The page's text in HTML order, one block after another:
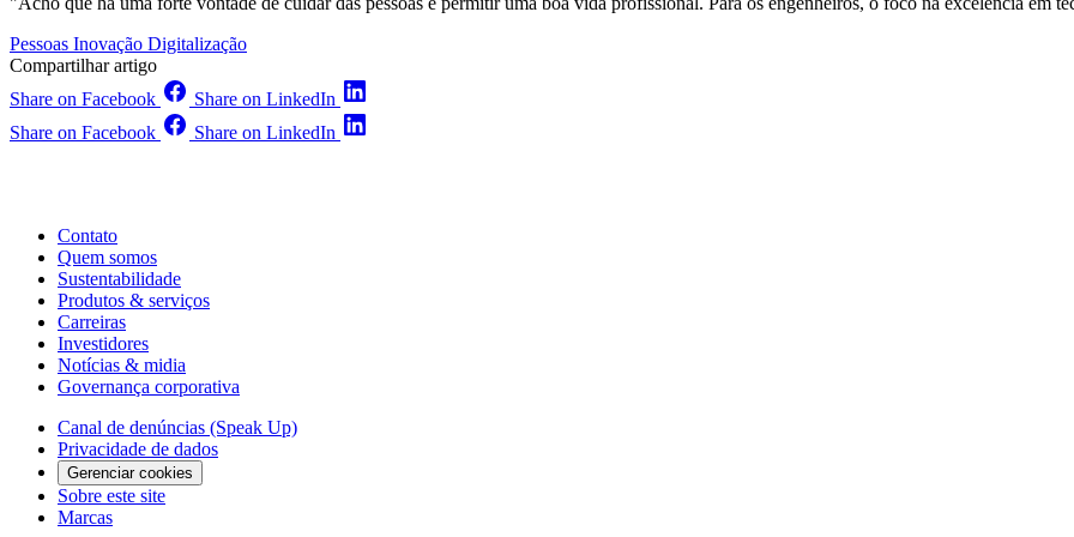
Pessoas Inovação Digitalização
Compartilhar artigo
Share on Facebook
Share on LinkedIn
Share on Facebook
Share on LinkedIn
Contato
Quem somos
Sustentabilidade
Produtos & serviços
Carreiras
Investidores
Notícias & midia
Governança corporativa
Canal de denúncias (Speak Up)
Privacidade de dados
Gerenciar cookies
Sobre este site
Marcas